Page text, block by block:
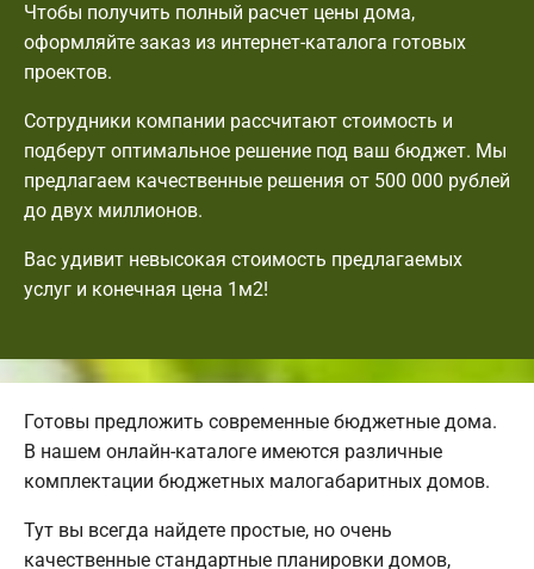
Чтобы получить полный расчет цены дома,
оформляйте заказ из интернет-каталога готовых
проектов.
Сотрудники компании рассчитают стоимость и
подберут оптимальное решение под ваш бюджет. Мы
предлагаем качественные решения от 500 000 рублей
до двух миллионов.
Вас удивит невысокая стоимость предлагаемых
услуг и конечная цена 1м2!
Готовы предложить современные бюджетные дома.
В нашем онлайн-каталоге имеются различные
комплектации бюджетных малогабаритных домов.
Тут вы всегда найдете простые, но очень
качественные стандартные планировки домов,